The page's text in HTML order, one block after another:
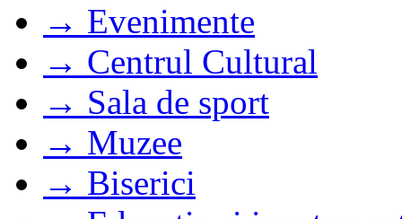
→ Evenimente
→ Centrul Cultural
→ Sala de sport
→ Muzee
→ Biserici